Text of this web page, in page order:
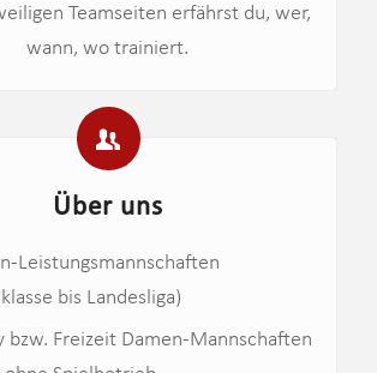
Teamseiten erfährst du, wer,
wann, wo trainiert.
Über uns
Leistungsmannschaften
bis Landesliga)
bzw. Freizeit Damen-Mannschaften